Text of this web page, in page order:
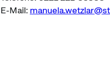
E-Mail: